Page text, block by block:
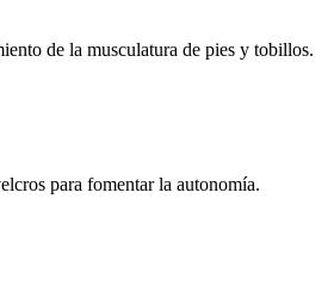
de la musculatura de pies y tobillos.
para fomentar la autonomía.